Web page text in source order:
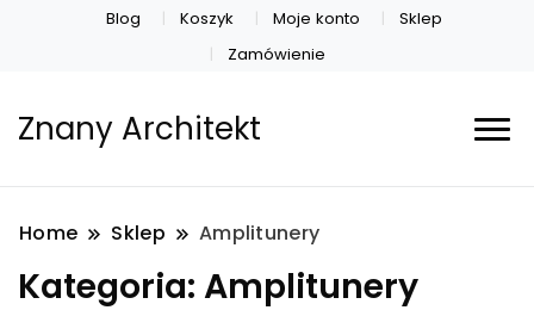
Blog Koszyk Moje konto
Sklep
Zamówienie
Znany Architekt
Home Sklep Amplitunery
Kategoria: Amplitunery